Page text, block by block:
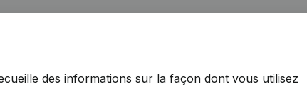
des informations sur la façon dont vous utilisez